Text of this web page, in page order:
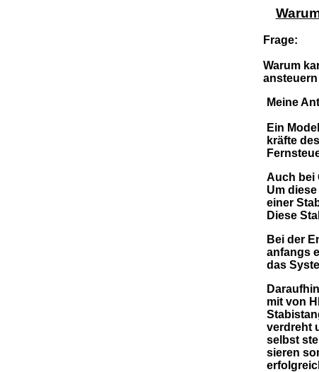
Frage:
Warum
Meine
Ein
kräfte
Auch bei
Um
einer
Diese
Bei der
anfangs
das
mit von
verdreht
selbst
sieren